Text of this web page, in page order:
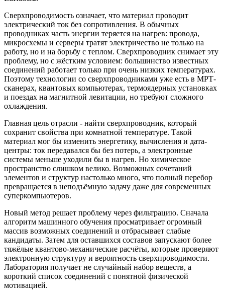
Сверхпроводимость означает, что материал проводит
электрический ток без сопротивления. В обычных
проводниках часть энергии теряется на нагрев: провода,
микросхемы и серверы тратят электричество не только на
работу, но и на борьбу с теплом. Сверхпроводник снимает эту
проблему, но с жёстким условием: большинство известных
соединений работает только при очень низких температурах.
Поэтому технологии со сверхпроводниками уже есть в МРТ-
сканерах, квантовых компьютерах, термоядерных установках
и поездах на магнитной левитации, но требуют сложного
охлаждения.
Главная цель отрасли - найти сверхпроводник, который
сохранит свойства при комнатной температуре. Такой
материал мог бы изменить энергетику, вычисления и дата-
центры: ток передавался бы без потерь, а электронные
системы меньше уходили бы в нагрев. Но химическое
пространство слишком велико. Возможных сочетаний
элементов и структур настолько много, что полный перебор
превращается в неподъёмную задачу даже для современных
суперкомпьютеров.
Новый метод решает проблему через фильтрацию. Сначала
алгоритм машинного обучения просматривает огромный
массив возможных соединений и отбрасывает слабые
кандидаты. Затем для оставшихся составов запускают более
тяжёлые квантово-механические расчёты, которые проверяют
электронную структуру и вероятность сверхпроводимости.
Лаборатория получает не случайный набор веществ, а
короткий список соединений с понятной физической
мотивацией.